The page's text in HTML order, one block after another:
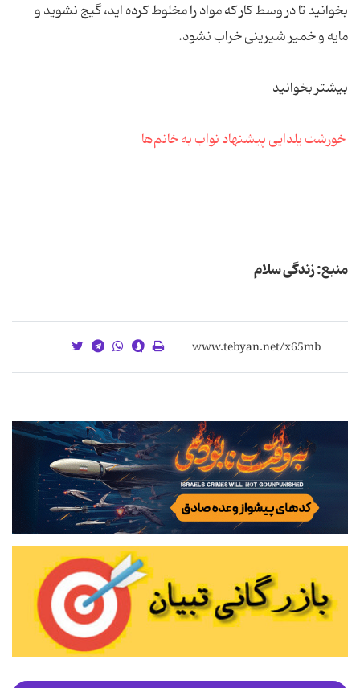
بخوانید تا در وسط کار که مواد را مخلوط کرده اید، گیج نشوید و
مایه و خمیر شیرینی خراب نشود.
بیشتر بخوانید
خورشت یلدایی پیشنهاد نواب به خانم‌ها
منبع: زندگی سلام